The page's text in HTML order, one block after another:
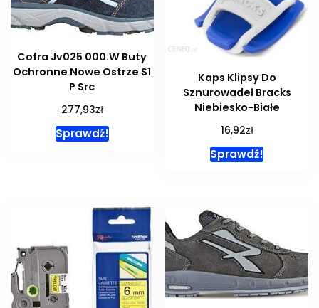
Cofra Jv025 000.W Buty
Ochronne Nowe Ostrze S1
P Src
277,93zł
Sprawdź!
Kaps Klipsy Do
Sznurowadeł Bracks
Niebiesko-Białe
16,92zł
Sprawdź!